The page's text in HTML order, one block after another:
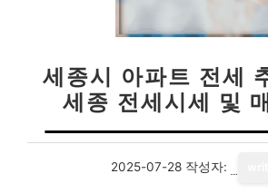
세종시 아파트 전세
세종 전세시세 및
2025-07-28 작성자: